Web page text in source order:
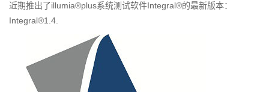
近期推出了illumia®plus系统测试软件Integral®的最新版本：
Integral®1.4.